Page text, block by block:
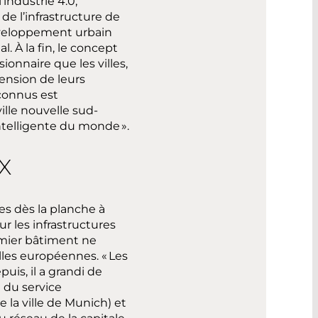
l’infrastructure de
urbain
À la fin, le concept
que les villes,
de leurs
est
nouvelle sud-
du monde ».
dès la planche à
les infrastructures
bâtiment ne
européennes. « Les
il a grandi de
service
la ville de Munich) et